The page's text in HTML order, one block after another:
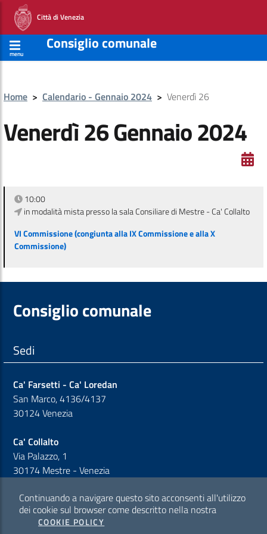
Città di Venezia
menu
Consiglio comunale
Home > Calendario - Gennaio 2024 > Venerdì 26
Venerdì 26 Gennaio 2024
10:00
in modalità mista presso la sala Consiliare di Mestre - Ca' Collalto
VI Commissione (congiunta alla IX Commissione e alla X
Commissione)
Consiglio comunale
Sedi
Ca' Farsetti - Ca' Loredan
San Marco, 4136/4137
30124 Venezia
Ca' Collalto
Via Palazzo, 1
30174 Mestre - Venezia
Sezione Link Policy
Cookie policy
Continuando a navigare questo sito acconsenti all'utilizzo
dei cookie sul browser come descritto nella nostra
COOKIE POLICY